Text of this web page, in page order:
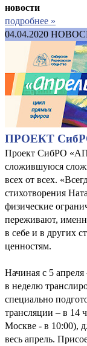
новости
подробнее »
04.04.2020
ПРОЕКТ
Проект СибРО
сложившуюся
всех от всех.
стихотворения
физические
переживают,
в себе и в других
ценностям.
Начиная с 5
в неделю
специально
трансляции – в 14
Москве - в 10:00),
весь апрель.